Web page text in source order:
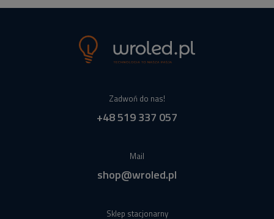
Zadwoń do nas!
+48 519 337 057
Mail
shop@wroled.pl
Sklep stacjonarny